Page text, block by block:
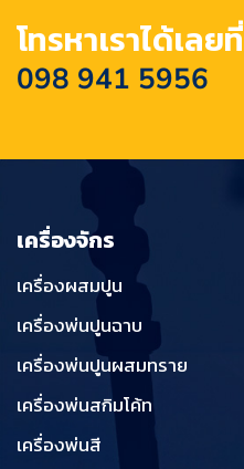
โทรหาเราได้เลยที่
098 941 5956
เครื่องจักร
เครื่องผสมปูน
เครื่องพ่นปูนฉาบ
เครื่องพ่นปูนผสมทราย
เครื่องพ่นสกิมโค้ท
เครื่องพ่นสี